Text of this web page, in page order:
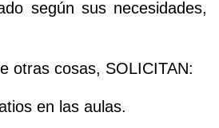
según sus necesidades,
otras cosas, SOLICITAN:
en las aulas.